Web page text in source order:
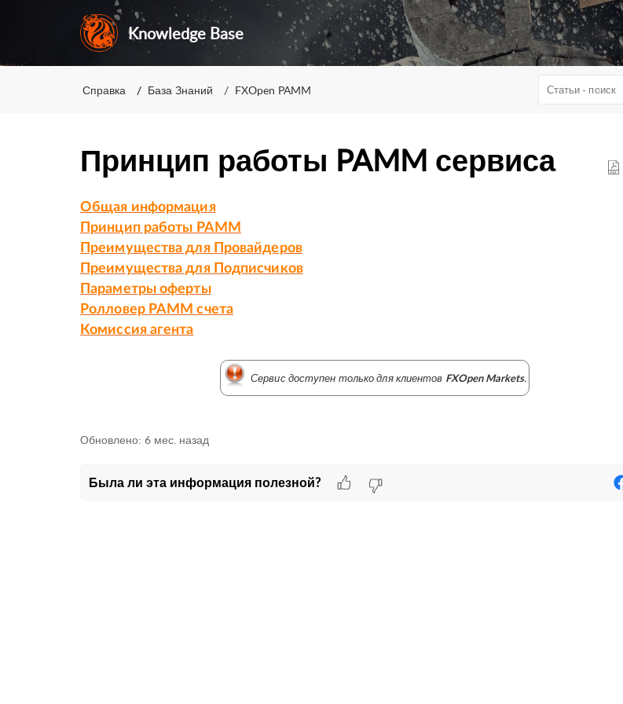
Knowledge Base
Справка База Знаний FXOpen PAMM
Принцип работы PAMM сервиса
Общая информация
Принцип работы PAMM
Преимущества для Провайдеров
Преимущества для Подписчиков
Параметры оферты
Ролловер PAMM счета
Комиссия агента
Сервис доступен только для клиентов FXOpen Markets.
Обновлено: 6 мес. назад
Была ли эта информация полезной?